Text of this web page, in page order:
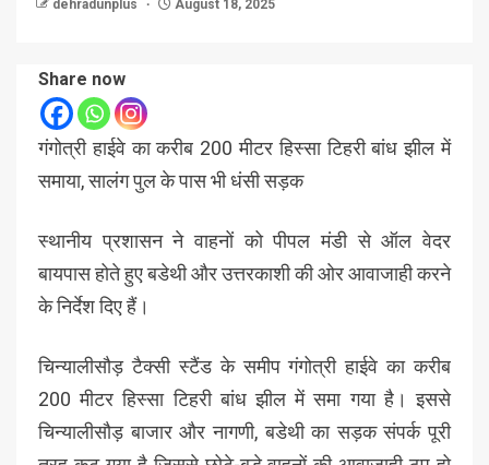
dehradunplus August 18, 2025
Share now
गंगोत्री हाईवे का करीब 200 मीटर हिस्सा टिहरी बांध झील में
समाया, सालंग पुल के पास भी धंसी सड़क
स्थानीय प्रशासन ने वाहनों को पीपल मंडी से ऑल वेदर
बायपास होते हुए बडेथी और उत्तरकाशी की ओर आवाजाही करने
के निर्देश दिए हैं।
चिन्यालीसौड़ टैक्सी स्टैंड के समीप गंगोत्री हाईवे का करीब
200 मीटर हिस्सा टिहरी बांध झील में समा गया है। इससे
चिन्यालीसौड़ बाजार और नागणी, बडेथी का सड़क संपर्क पूरी